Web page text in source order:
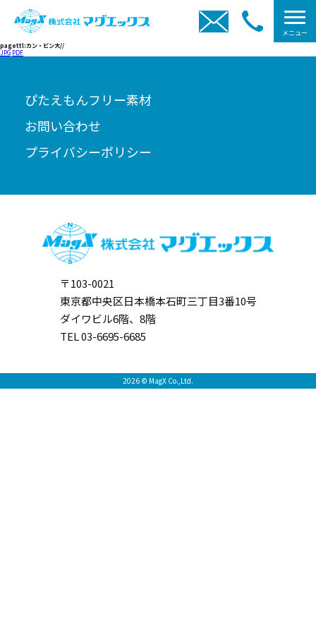
メニュー
pagettl:カン・ビン大//
JPG PDF
ぴたえもんフリー素材
お問い合わせ
プライバシーポリシー
〒103-0021
東京都中央区日本橋本石町三丁目3番10号
ダイワビル6階、8階
TEL 03-6695-6685
2026 © MagX Co.,Ltd.